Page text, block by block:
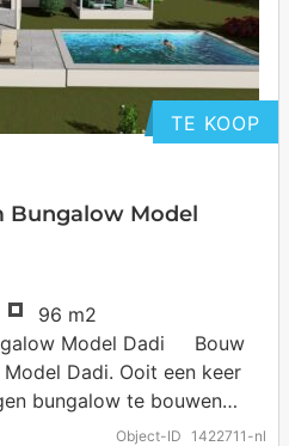
TE KOOP
Bungalow Model
Object-ID 1422711-nl
96 m2
Model Dadi Bouw
Dadi. Ooit een keer
bungalow te bouwen